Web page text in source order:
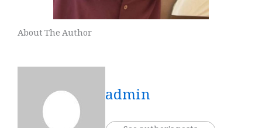
About The Author
admin